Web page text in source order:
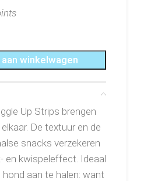
winkelwagen
Up Strips brengen
De textuur en de
snacks verzekeren
en kwispeleffect. Ideaal
aan te halen: want